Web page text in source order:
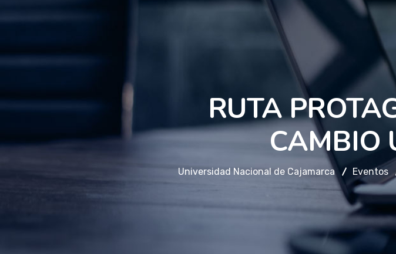
RUTA
CAMBIO
Universidad Nacional de Cajamarca Eventos